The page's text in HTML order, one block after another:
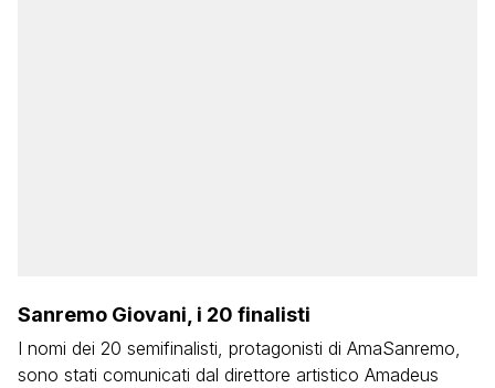
Sanremo Giovani, i 20 finalisti
I nomi dei 20 semifinalisti, protagonisti di AmaSanremo,
sono stati comunicati dal direttore artistico Amadeus